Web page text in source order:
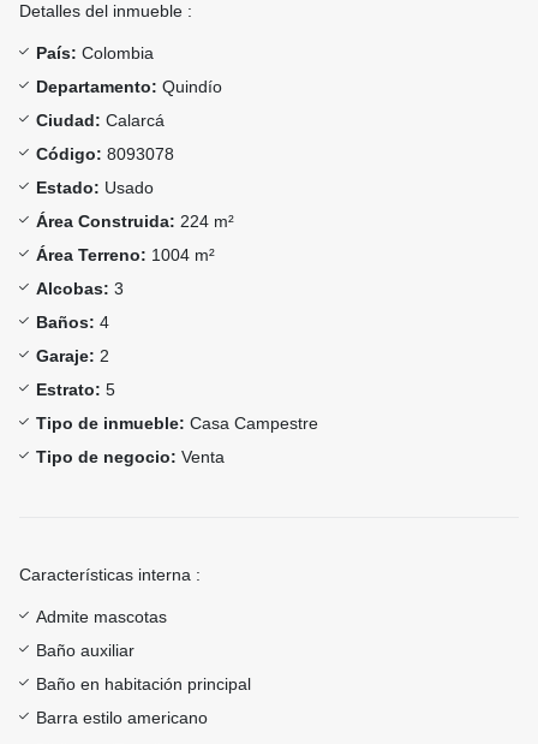
Detalles del inmueble :
País: Colombia
Departamento: Quindío
Ciudad: Calarcá
Código: 8093078
Estado: Usado
Área Construida: 224 m²
Área Terreno: 1004 m²
Alcobas: 3
Baños: 4
Garaje: 2
Estrato: 5
Tipo de inmueble: Casa Campestre
Tipo de negocio: Venta
Características interna :
Admite mascotas
Baño auxiliar
Baño en habitación principal
Barra estilo americano